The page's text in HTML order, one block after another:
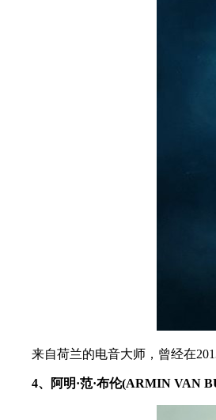
来自荷兰的电音大师，曾经在2013
4、阿明·范·布伦(ARMIN VAN